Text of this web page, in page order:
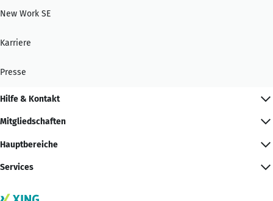
New Work SE
Karriere
Presse
Hilfe & Kontakt
Mitgliedschaften
Hauptbereiche
Services